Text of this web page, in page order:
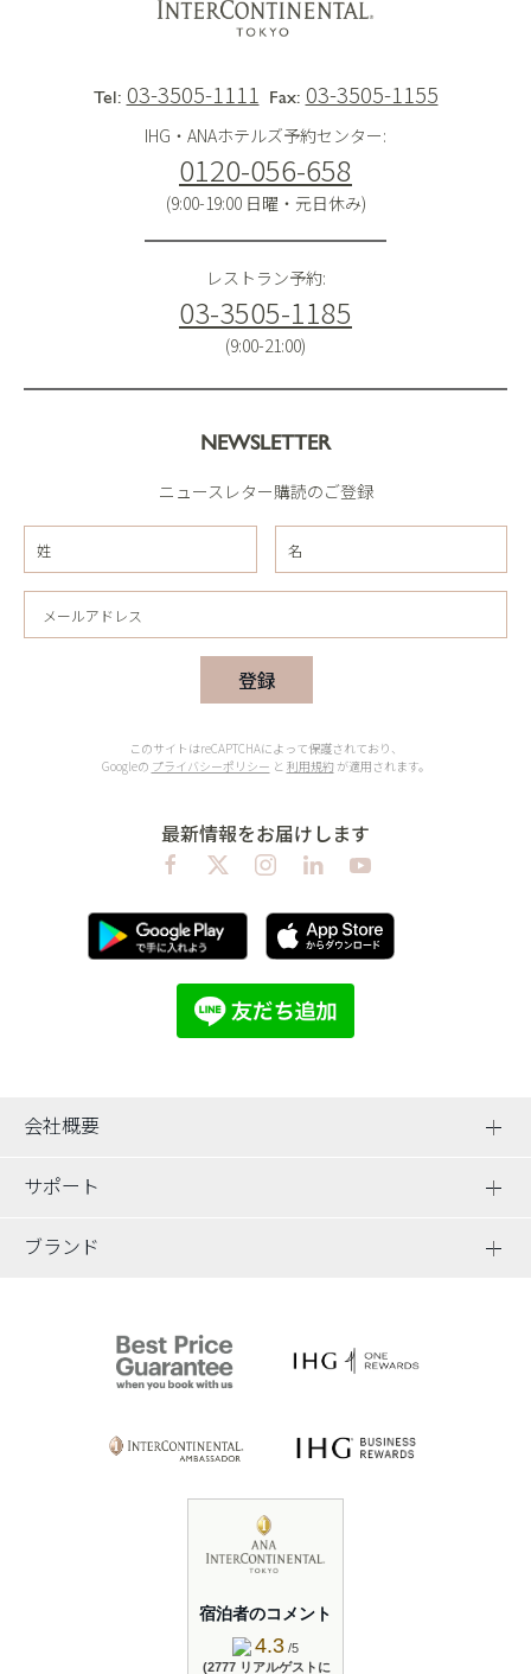
Tel: 03-3505-1111 Fax: 03-3505-1155
IHG・ANAホテルズ予約センター:
0120-056-658
(9:00-19:00 日曜・元日休み)
レストラン予約:
03-3505-1185
(9:00-21:00)
NEWSLETTER
ニュースレター購読のご登録
登録
このサイトはreCAPTCHAによって保護されており、
Googleの プライバシーポリシー と 利用規約が適用されます。
最新情報をお届けします
会社概要
サポート
ブランド
宿泊者のコメント
4.3 /5
(2777 リアルゲストに